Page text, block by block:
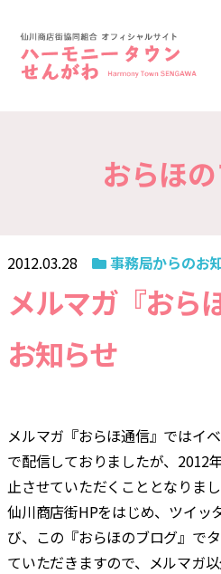
川-
仙
川
商
街
協
おらほ
2012.03.28 事務局からのお
メルマガ『おら
お知らせ
メルマガ『おらほ通信』ではイ
で配信しておりましたが、2012
止させていただくこととなりまし
仙川商店街HPをはじめ、ツイッ
び、この『おらほのブログ』で
ていただきますので、メルマガ